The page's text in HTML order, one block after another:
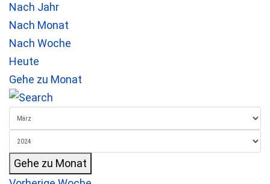
Nach Jahr
Nach Monat
Nach Woche
Heute
Gehe zu Monat
Gehe zu Monat